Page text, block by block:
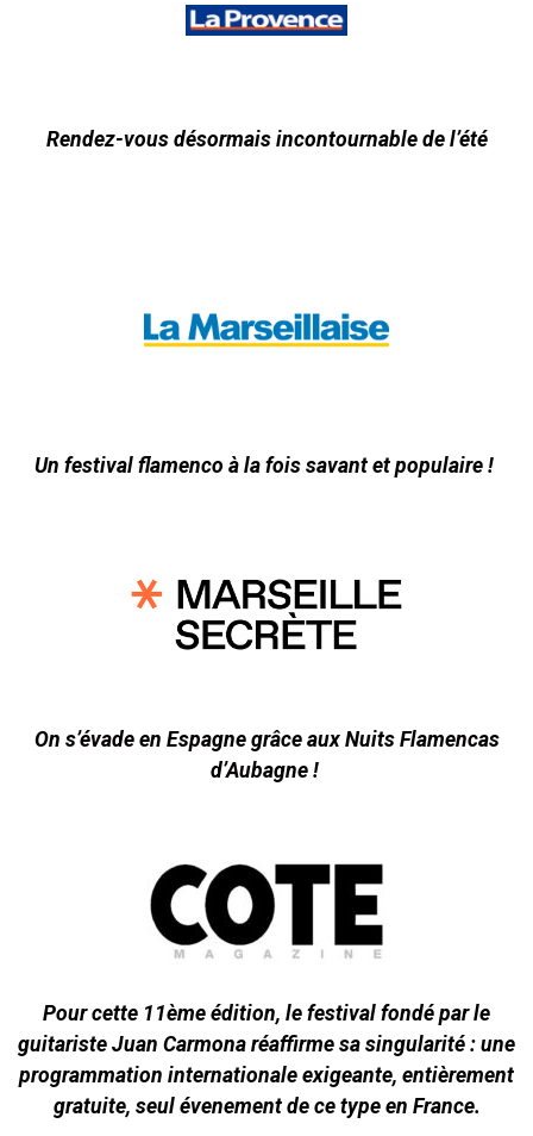
Rendez-vous désormais incontournable de l’été
Un festival flamenco à la fois savant et populaire !
On s’évade en Espagne grâce aux Nuits Flamencas
d’Aubagne !
Pour cette 11ème édition, le festival fondé par le
guitariste Juan Carmona réaffirme sa singularité : une
programmation internationale exigeante, entièrement
gratuite, seul évenement de ce type en France.